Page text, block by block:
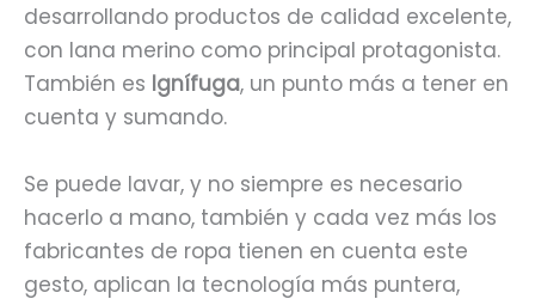
desarrollando productos de calidad excelente,
con lana merino como principal protagonista.
También es Ignífuga, un punto más a tener en
cuenta y sumando.
Se puede lavar, y no siempre es necesario
hacerlo a mano, también y cada vez más los
fabricantes de ropa tienen en cuenta este
gesto, aplican la tecnología más puntera,